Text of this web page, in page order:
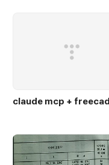
claude mcp + freecad